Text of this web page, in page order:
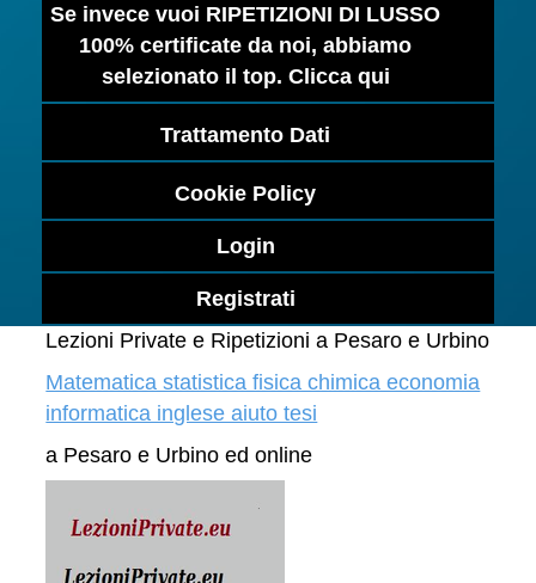
Se invece vuoi RIPETIZIONI DI LUSSO
100% certificate da noi, abbiamo
selezionato il top. Clicca qui
Trattamento Dati
Cookie Policy
Login
Registrati
Lezioni Private e Ripetizioni a Pesaro e Urbino
Matematica statistica fisica chimica economia
informatica inglese aiuto tesi
a Pesaro e Urbino ed online